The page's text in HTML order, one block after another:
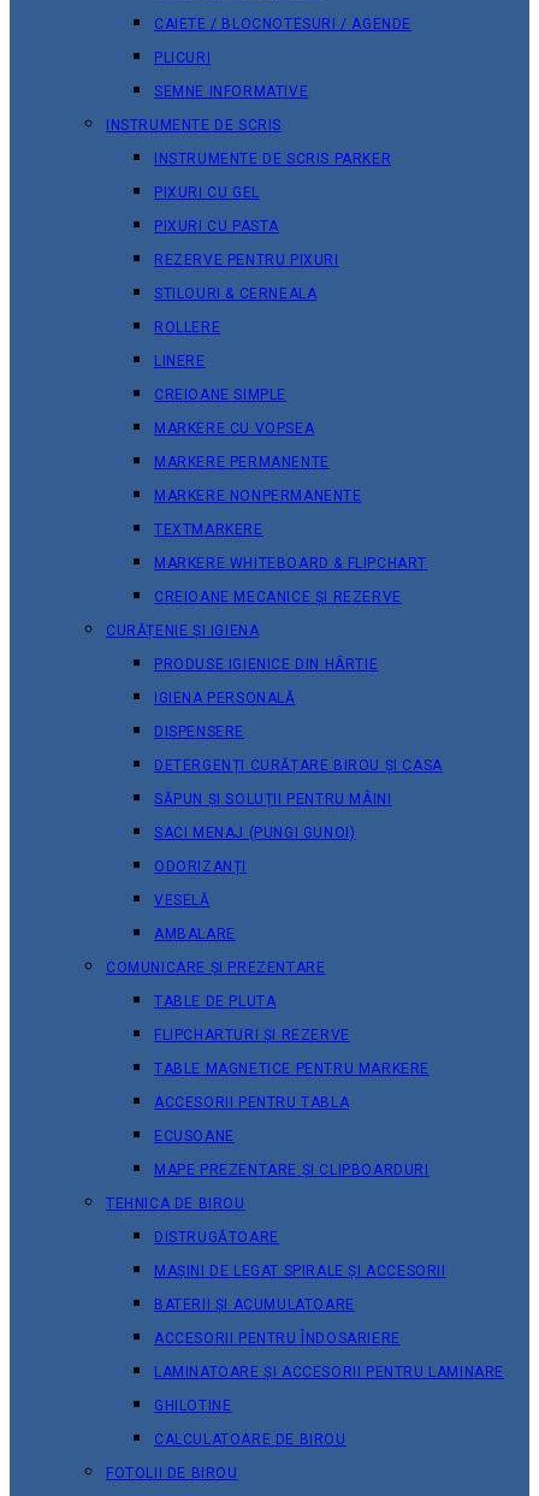
CAIETE / BLOCNOTESURI / AGENDE
PLICURI
SEMNE INFORMATIVE
INSTRUMENTE DE SCRIS
INSTRUMENTE DE SCRIS PARKER
PIXURI CU GEL
PIXURI CU PASTA
REZERVE PENTRU PIXURI
STILOURI & СERNEALA
ROLLERE
LINERE
CREIOANE SIMPLE
MARKERE CU VOPSEA
MARKERE PERMANENTE
MARKERE NONPERMANENTE
TEXTMARKERE
MARKERE WHITEBOARD & FLIPCHART
CREIOANE MECANICE ȘI REZERVE
CURĂȚENIE ȘI IGIENA
PRODUSE IGIENICE DIN HÂRTIE
IGIENA PERSONALĂ
DISPENSERE
DETERGENȚI CURĂȚARE BIROU ȘI CASA
SĂPUN ȘI SOLUȚII PENTRU MÂINI
SACI MENAJ (PUNGI GUNOI)
ODORIZANȚI
VESELĂ
AMBALARE
COMUNICARE ȘI PREZENTARE
TABLE DE PLUTA
FLIPCHARTURI ȘI REZERVE
TABLE MAGNETICE PENTRU MARKERE
ACCESORII PENTRU TABLA
ECUSOANE
MAPE PREZENTARE ȘI CLIPBOARDURI
TEHNICA DE BIROU
DISTRUGĂTOARE
MAȘINI DE LEGAT SPIRALE ȘI ACCESORII
BATERII ȘI ACUMULATOARE
ACCESORII PENTRU ÎNDOSARIERE
LAMINATOARE ȘI ACCESORII PENTRU LAMINARE
GHILOTINE
CALCULATOARE DE BIROU
FOTOLII DE BIROU